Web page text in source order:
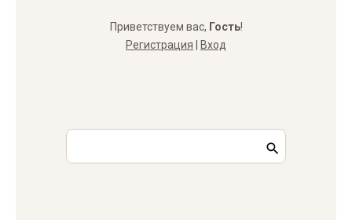
Приветствуем вас, Гость!
Регистрация
Вход